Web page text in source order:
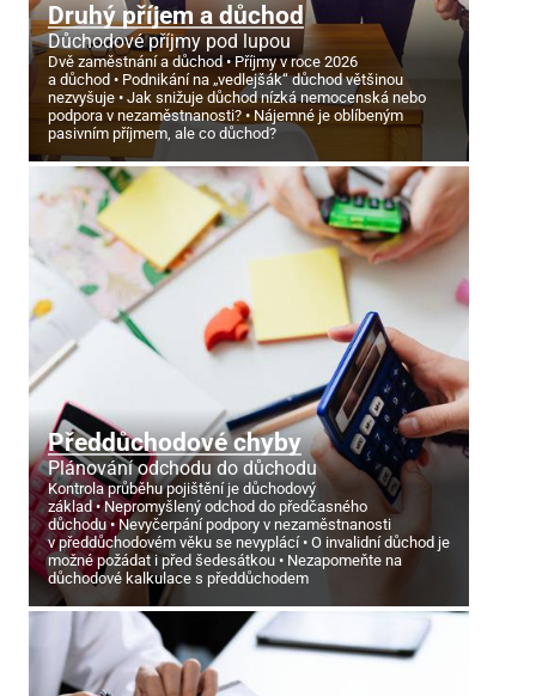
Druhý příjem a důchod
Důchodové příjmy pod lupou
Dvě zaměstnání a důchod
Příjmy v roce 2026
a důchod
Podnikání na „vedlejšák“ důchod většinou
nezvyšuje
Jak snižuje důchod nízká nemocenská nebo
podpora v nezaměstnanosti?
Nájemné je oblíbeným
pasivním příjmem, ale co důchod?
Předdůchodové chyby
Plánování odchodu do důchodu
Kontrola průběhu pojištění je důchodový
základ
Nepromyšlený odchod do předčasného
důchodu
Nevyčerpání podpory v nezaměstnanosti
v předdůchodovém věku se nevyplácí
O invalidní důchod je
možné požádat i před šedesátkou
Nezapomeňte na
důchodové kalkulace s předdůchodem